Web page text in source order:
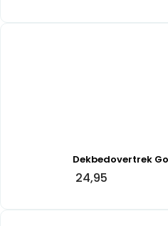
Dekbedovertrek
24,95